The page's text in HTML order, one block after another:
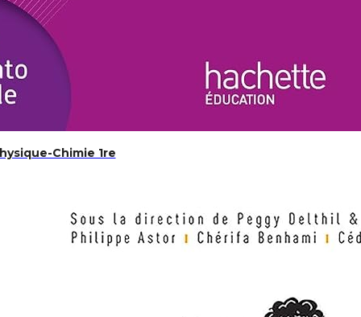
: L’immortalité dans un monde parallèle, mai
Chimie 1re